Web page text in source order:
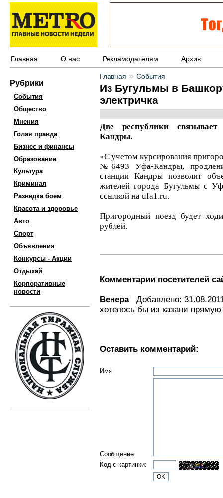
Главная О нас Рекламодателям Архив
Рубрики
События
Общество
Мнения
Голая правда
Бизнес и финансы
Образование
Культура
Криминал
Разведка боем
Красота и здоровье
Авто
Спорт
Объявления
Конкурсы - Акции
Отдыхай
Корпоративные
новости
Главная » События
Из Бугульмы в
электричка
Две республики
Кандры.
«С учетом курсирования
№6493 Уфа-Кандры,
станции Кандры позволит
жителей города Бугульмы с
ссылкой на ufa1.ru.
Пригородный поезд будет
рублей.
Комментарии посетителей
ВенераДобавлено:
хотелось бы из казани
Оставить комментарий:
Имя
Сообщение
Код с картинки: